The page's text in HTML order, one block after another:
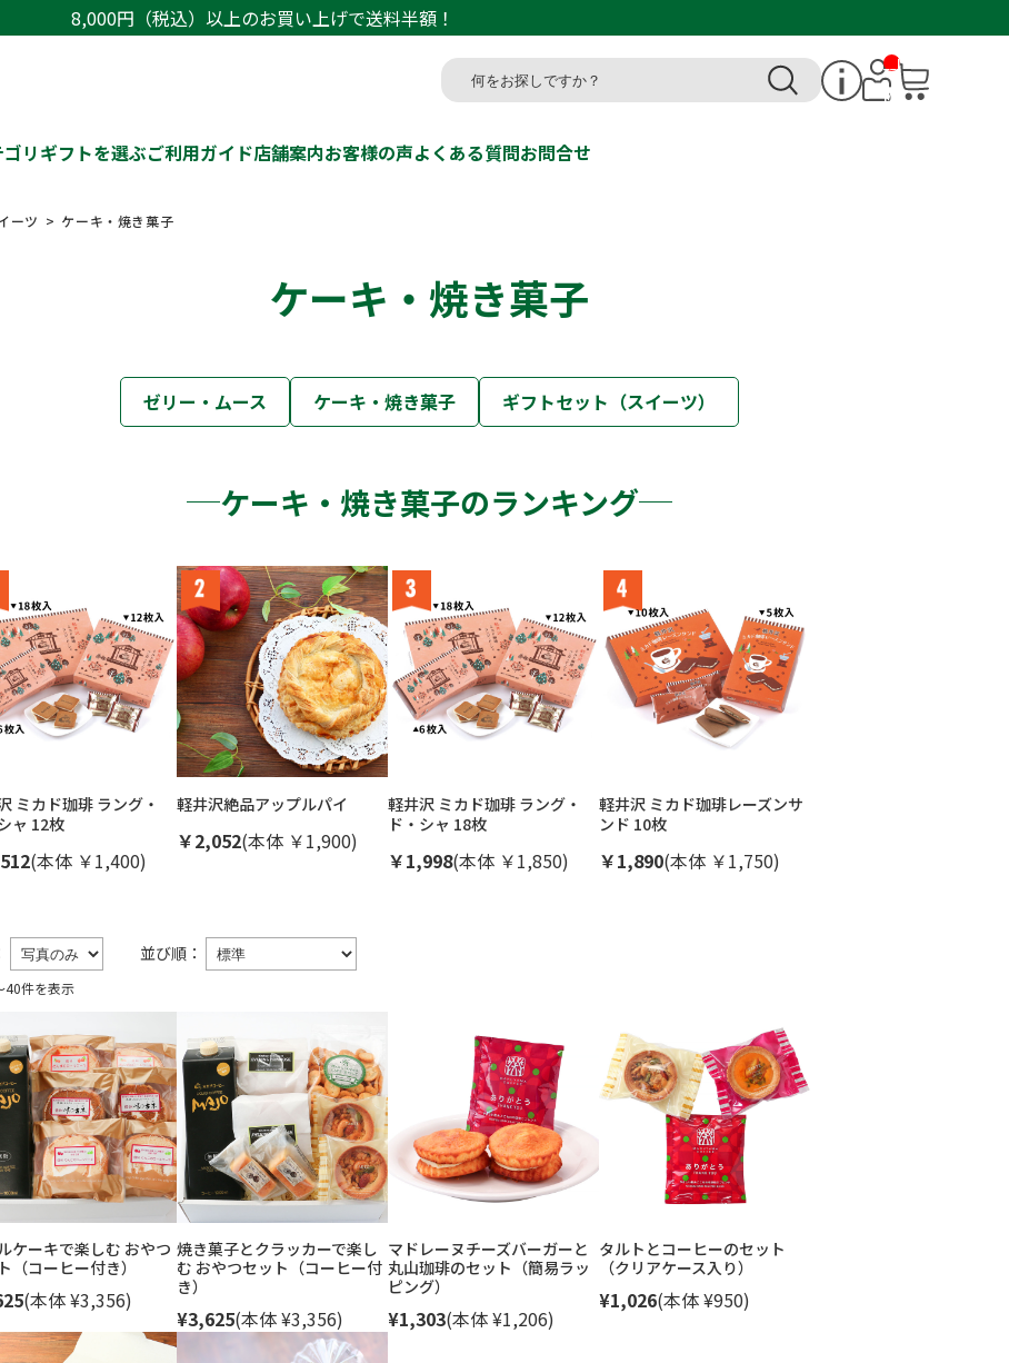
8,000円（税込）以上のお買い上げで送料半額！
__I
T
M_
リギフトを選ぶご利用ガイド店舗案内お客様の声よくある質問お問合せ
ーツ ケーキ・焼き菓子
ケーキ・焼き菓子
ゼリー・ムース ケーキ・焼き菓子 ギフトセット（スイーツ）
ケーキ・焼き菓子のランキング
ミカド珈琲 ラング・
ャ 12枚
(本体 ￥1,400)
軽井沢絶品アップルパイ
￥2,052(本体 ￥1,900)
軽井沢 ミカド珈琲 ラング・
ド・シャ 18枚
￥1,998(本体 ￥1,850)
軽井沢 ミカド珈琲レーズンサ
ンド 10枚
￥1,890(本体 ￥1,750)
並び順：
40件を表示
ケーキで楽しむ おやつ
（コーヒー付き）
(本体 ¥3,356)
焼き菓子とクラッカーで楽し
む おやつセット（コーヒー付
き）
¥3,625(本体 ¥3,356)
マドレーヌチーズバーガーと
丸山珈琲のセット（簡易ラッ
ピング）
¥1,303(本体 ¥1,206)
タルトとコーヒーのセット
（クリアケース入り）
¥1,026(本体 ¥950)